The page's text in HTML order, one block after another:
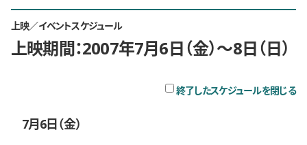
上映／イベントスケジュール
上映期間：2007年7月6日（金）〜8日（日）
終了したスケジュールを閉じる
7月6日（金）